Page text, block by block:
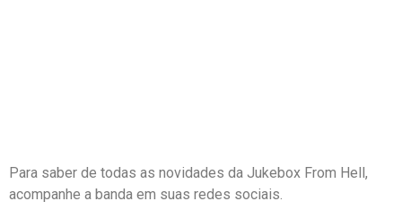
Para saber de todas as novidades da Jukebox From Hell,
acompanhe a banda em suas redes sociais.